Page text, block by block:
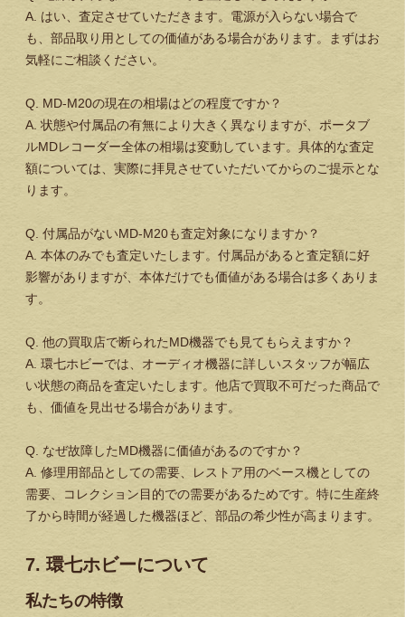
A. はい、査定させていただきます。電源が入らない場合で
も、部品取り用としての価値がある場合があります。まずはお
気軽にご相談ください。
Q. MD-M20の現在の相場はどの程度ですか？
A. 状態や付属品の有無により大きく異なりますが、ポータブ
ルMDレコーダー全体の相場は変動しています。具体的な査定
額については、実際に拝見させていただいてからのご提示とな
ります。
Q. 付属品がないMD-M20も査定対象になりますか？
A. 本体のみでも査定いたします。付属品があると査定額に好
影響がありますが、本体だけでも価値がある場合は多くありま
す。
Q. 他の買取店で断られたMD機器でも見てもらえますか？
A. 環七ホビーでは、オーディオ機器に詳しいスタッフが幅広
い状態の商品を査定いたします。他店で買取不可だった商品で
も、価値を見出せる場合があります。
Q. なぜ故障したMD機器に価値があるのですか？
A. 修理用部品としての需要、レストア用のベース機としての
需要、コレクション目的での需要があるためです。特に生産終
了から時間が経過した機器ほど、部品の希少性が高まります。
7. 環七ホビーについて
私たちの特徴